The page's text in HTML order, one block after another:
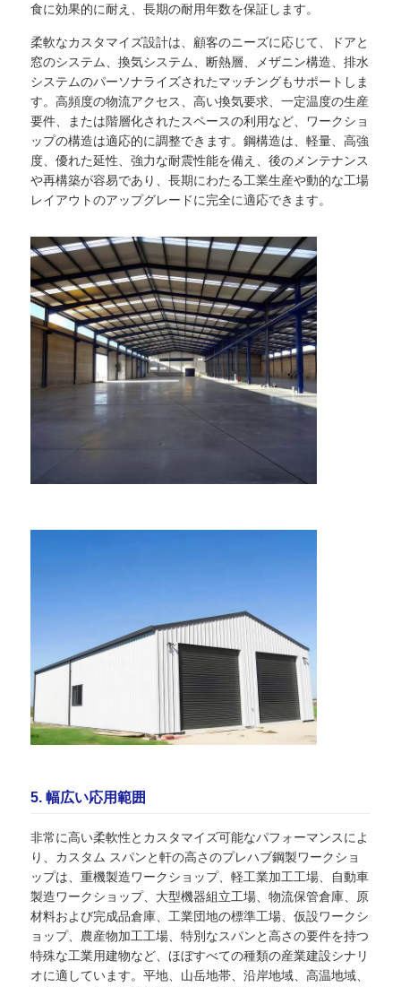
食に効果的に耐え、長期の耐用年数を保証します。
柔軟なカスタマイズ設計は、顧客のニーズに応じて、ドアと
窓のシステム、換気システム、断熱層、メザニン構造、排水
システムのパーソナライズされたマッチングもサポートしま
す。高頻度の物流アクセス、高い換気要求、一定温度の生産
要件、または階層化されたスペースの利用など、ワークショ
ップの構造は適応的に調整できます。鋼構造は、軽量、高強
度、優れた延性、強力な耐震性能を備え、後のメンテナンス
や再構築が容易であり、長期にわたる工業生産や動的な工場
レイアウトのアップグレードに完全に適応できます。
5. 幅広い応用範囲
非常に高い柔軟性とカスタマイズ可能なパフォーマンスによ
り、カスタム スパンと軒の高さのプレハブ鋼製ワークショ
ップは、重機製造ワークショップ、軽工業加工工場、自動車
製造ワークショップ、大型機器組立工場、物流保管倉庫、原
材料および完成品倉庫、工業団地の標準工場、仮設ワークシ
ョップ、農産物加工工場、特別なスパンと高さの要件を持つ
特殊な工業用建物など、ほぼすべての種類の産業建設シナリ
オに適しています。平地、山岳地帯、沿岸地域、高温地域、